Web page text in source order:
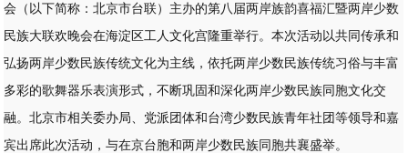
会（以下简称：北京市台联）主办的第八届两岸族韵喜福汇暨两岸少数
民族大联欢晚会在海淀区工人文化宫隆重举行。本次活动以共同传承和
弘扬两岸少数民族传统文化为主线，依托两岸少数民族传统习俗与丰富
多彩的歌舞器乐表演形式，不断巩固和深化两岸少数民族同胞文化交
融。北京市相关委办局、党派团体和台湾少数民族青年社团等领导和嘉
宾出席此次活动，与在京台胞和两岸少数民族同胞共襄盛举。